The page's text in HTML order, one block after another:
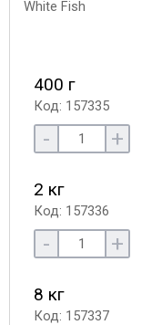
400 г
Код: 157335
- +
2 кг
Код: 157336
- +
8 кг
Код: 157337